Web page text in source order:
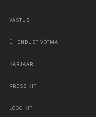
VASTUS
ÜHENDUST VÕTMA
KARJÄÄR
PRESS KIT
LOGO KIT